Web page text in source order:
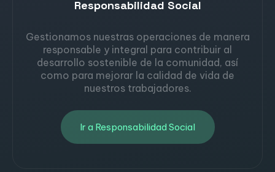
Responsabilidad Social
Gestionamos nuestras operaciones de manera
responsable y integral para contribuir al
desarrollo sostenible de la comunidad, así
como para mejorar la calidad de vida de
nuestros trabajadores.
Ir a Responsabilidad Social